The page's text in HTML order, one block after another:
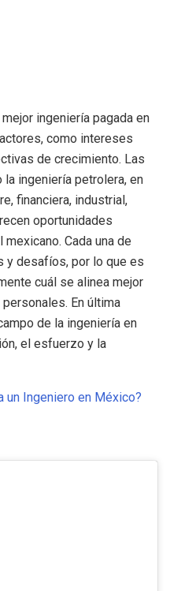
ingeniería pagada en
como intereses
de crecimiento. Las
ingeniería petrolera, en
financiera, industrial,
oportunidades
Cada una de
y desafíos, por lo que es
cuál se alinea mejor
En última
de la ingeniería en
el esfuerzo y la
un Ingeniero en México?